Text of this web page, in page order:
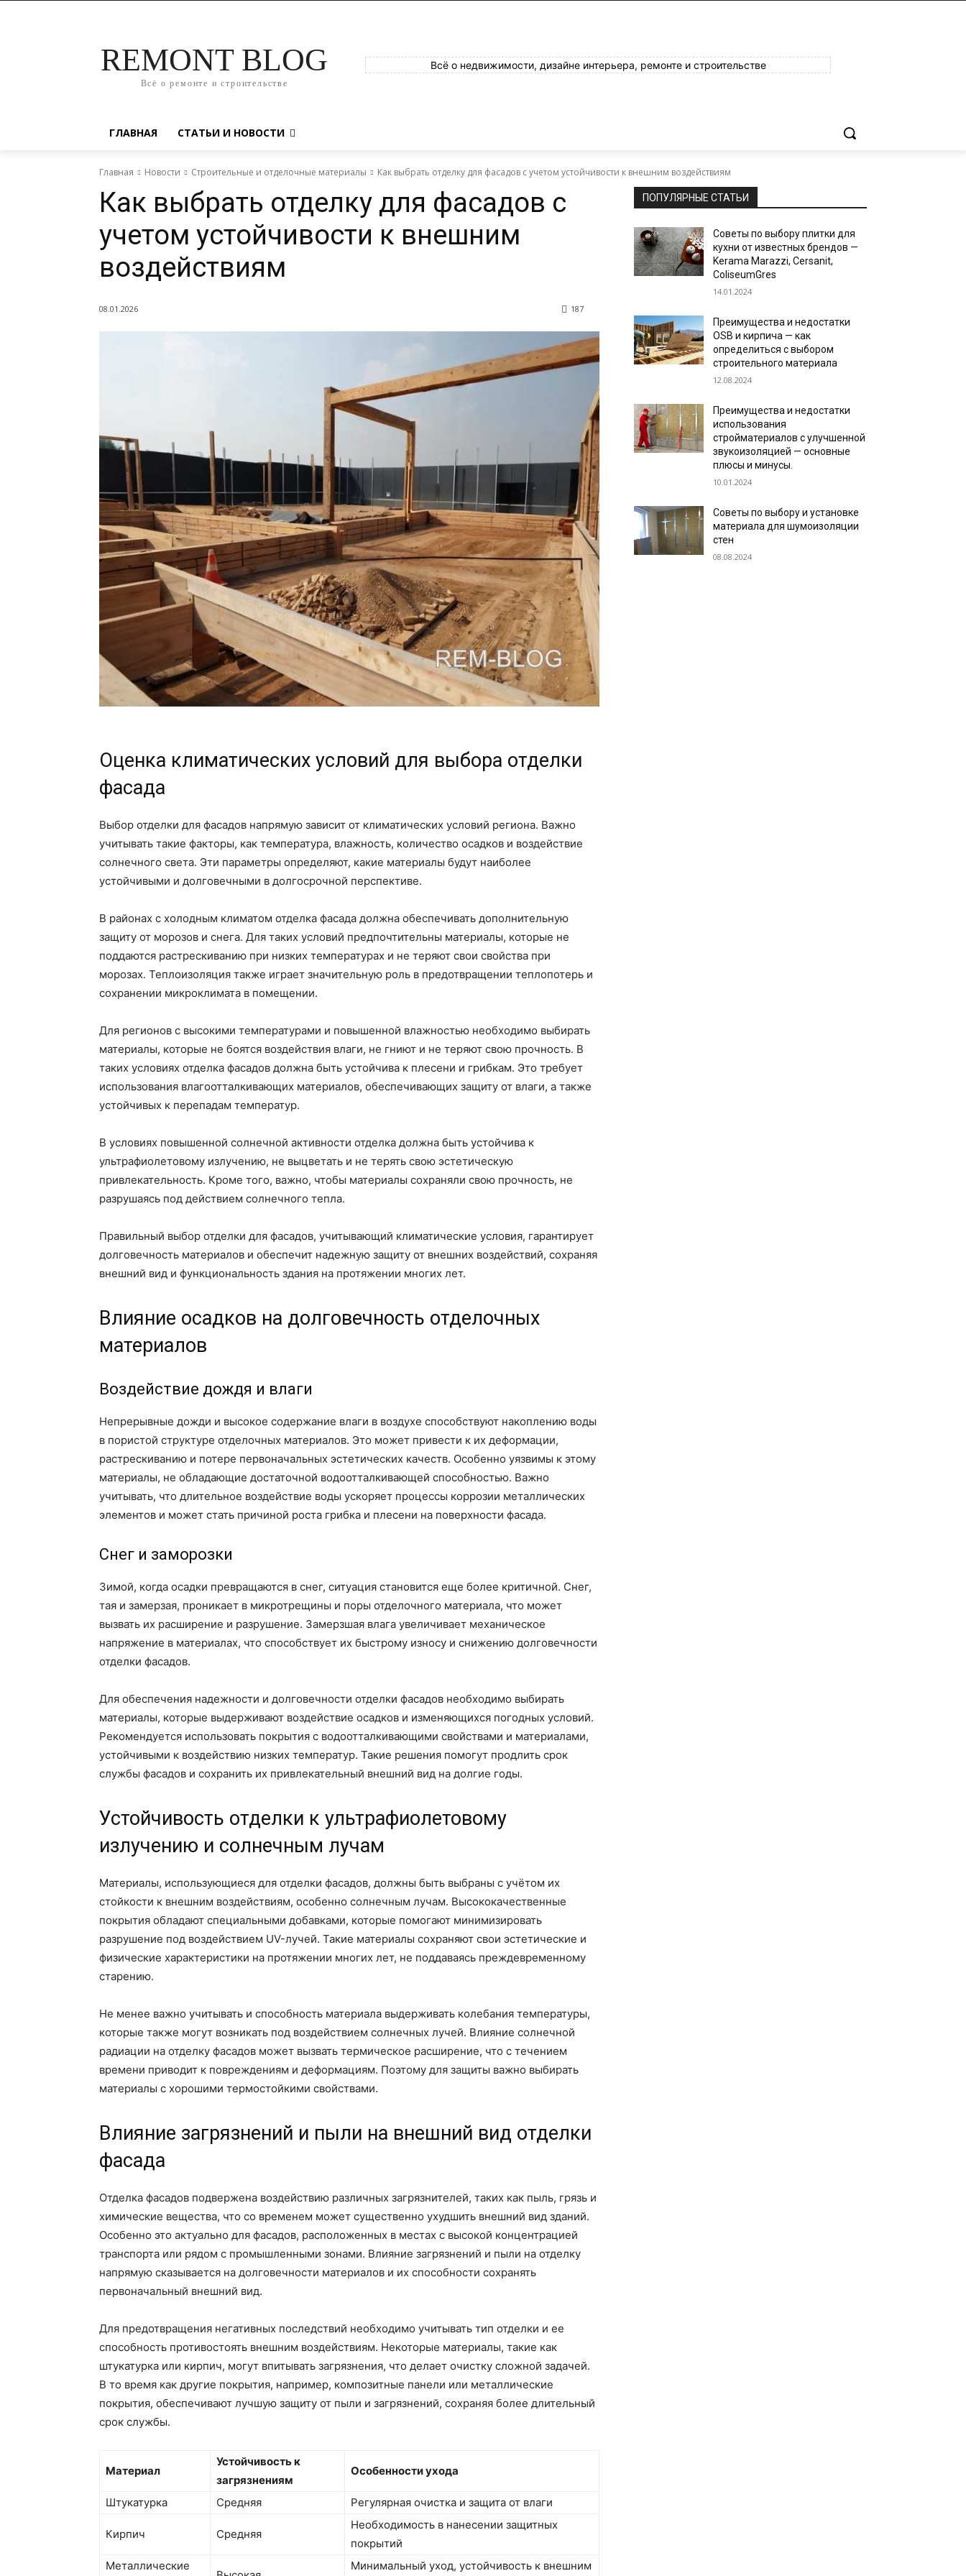
REMONT BLOG
Всё о ремонте и строительстве
Всё о недвижимости, дизайне интерьера, ремонте и строительстве
ГЛАВНАЯ СТАТЬИ И НОВОСТИ
Главная Новости Строительные и отделочные материалы Как выбрать отделку для фасадов с учетом устойчивости к внешним воздействиям
Как выбрать отделку для фасадов с
учетом устойчивости к внешним
воздействиям
08.01.2026 187
Оценка климатических условий для выбора отделки
фасада
Выбор отделки для фасадов напрямую зависит от климатических условий региона. Важно
учитывать такие факторы, как температура, влажность, количество осадков и воздействие
солнечного света. Эти параметры определяют, какие материалы будут наиболее
устойчивыми и долговечными в долгосрочной перспективе.
В районах с холодным климатом отделка фасада должна обеспечивать дополнительную
защиту от морозов и снега. Для таких условий предпочтительны материалы, которые не
поддаются растрескиванию при низких температурах и не теряют свои свойства при
морозах. Теплоизоляция также играет значительную роль в предотвращении теплопотерь и
сохранении микроклимата в помещении.
Для регионов с высокими температурами и повышенной влажностью необходимо выбирать
материалы, которые не боятся воздействия влаги, не гниют и не теряют свою прочность. В
таких условиях отделка фасадов должна быть устойчива к плесени и грибкам. Это требует
использования влагоотталкивающих материалов, обеспечивающих защиту от влаги, а также
устойчивых к перепадам температур.
В условиях повышенной солнечной активности отделка должна быть устойчива к
ультрафиолетовому излучению, не выцветать и не терять свою эстетическую
привлекательность. Кроме того, важно, чтобы материалы сохраняли свою прочность, не
разрушаясь под действием солнечного тепла.
Правильный выбор отделки для фасадов, учитывающий климатические условия, гарантирует
долговечность материалов и обеспечит надежную защиту от внешних воздействий, сохраняя
внешний вид и функциональность здания на протяжении многих лет.
Влияние осадков на долговечность отделочных
материалов
Воздействие дождя и влаги
Непрерывные дожди и высокое содержание влаги в воздухе способствуют накоплению воды
в пористой структуре отделочных материалов. Это может привести к их деформации,
растрескиванию и потере первоначальных эстетических качеств. Особенно уязвимы к этому
материалы, не обладающие достаточной водоотталкивающей способностью. Важно
учитывать, что длительное воздействие воды ускоряет процессы коррозии металлических
элементов и может стать причиной роста грибка и плесени на поверхности фасада.
Снег и заморозки
Зимой, когда осадки превращаются в снег, ситуация становится еще более критичной. Снег,
тая и замерзая, проникает в микротрещины и поры отделочного материала, что может
вызвать их расширение и разрушение. Замерзшая влага увеличивает механическое
напряжение в материалах, что способствует их быстрому износу и снижению долговечности
отделки фасадов.
Для обеспечения надежности и долговечности отделки фасадов необходимо выбирать
материалы, которые выдерживают воздействие осадков и изменяющихся погодных условий.
Рекомендуется использовать покрытия с водоотталкивающими свойствами и материалами,
устойчивыми к воздействию низких температур. Такие решения помогут продлить срок
службы фасадов и сохранить их привлекательный внешний вид на долгие годы.
Устойчивость отделки к ультрафиолетовому
излучению и солнечным лучам
Материалы, использующиеся для отделки фасадов, должны быть выбраны с учётом их
стойкости к внешним воздействиям, особенно солнечным лучам. Высококачественные
покрытия обладают специальными добавками, которые помогают минимизировать
разрушение под воздействием UV-лучей. Такие материалы сохраняют свои эстетические и
физические характеристики на протяжении многих лет, не поддаваясь преждевременному
старению.
Не менее важно учитывать и способность материала выдерживать колебания температуры,
которые также могут возникать под воздействием солнечных лучей. Влияние солнечной
радиации на отделку фасадов может вызвать термическое расширение, что с течением
времени приводит к повреждениям и деформациям. Поэтому для защиты важно выбирать
материалы с хорошими термостойкими свойствами.
Влияние загрязнений и пыли на внешний вид отделки
фасада
Отделка фасадов подвержена воздействию различных загрязнителей, таких как пыль, грязь и
химические вещества, что со временем может существенно ухудшить внешний вид зданий.
Особенно это актуально для фасадов, расположенных в местах с высокой концентрацией
транспорта или рядом с промышленными зонами. Влияние загрязнений и пыли на отделку
напрямую сказывается на долговечности материалов и их способности сохранять
первоначальный внешний вид.
Для предотвращения негативных последствий необходимо учитывать тип отделки и ее
способность противостоять внешним воздействиям. Некоторые материалы, такие как
штукатурка или кирпич, могут впитывать загрязнения, что делает очистку сложной задачей.
В то время как другие покрытия, например, композитные панели или металлические
покрытия, обеспечивают лучшую защиту от пыли и загрязнений, сохраняя более длительный
срок службы.
Материал
Устойчивость к
загрязнениям
Особенности ухода
Штукатурка Средняя Регулярная очистка и защита от влаги
Кирпич Средняя
Необходимость в нанесении защитных
покрытий
Металлические
Минимальный уход, устойчивость к внешним
ПОПУЛЯРНЫЕ СТАТЬИ
Советы по выбору плитки для
кухни от известных брендов —
Kerama Marazzi, Cersanit,
ColiseumGres
14.01.2024
Преимущества и недостатки
OSB и кирпича — как
определиться с выбором
строительного материала
12.08.2024
Преимущества и недостатки
использования
стройматериалов с улучшенной
звукоизоляцией — основные
плюсы и минусы.
10.01.2024
Советы по выбору и установке
материала для шумоизоляции
стен
08.08.2024